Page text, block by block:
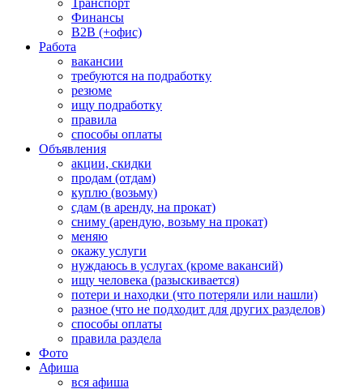
Транспорт
Финансы
B2B (+офис)
Работа
вакансии
требуются на подработку
резюме
ищу подработку
правила
способы оплаты
Объявления
акции, скидки
продам (отдам)
куплю (возьму)
сдам (в аренду, на прокат)
сниму (арендую, возьму на прокат)
меняю
окажу услуги
нуждаюсь в услугах (кроме вакансий)
ищу человека (разыскивается)
потери и находки (что потеряли или нашли)
разное (что не подходит для других разделов)
способы оплаты
правила раздела
Фото
Афиша
вся афиша